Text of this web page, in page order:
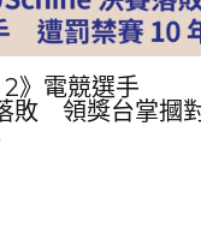
》電競選手
敗 領獎台掌摑